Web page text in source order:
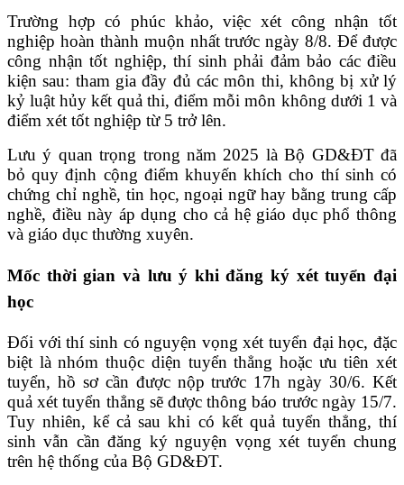
Trường hợp có phúc khảo, việc xét công nhận tốt
nghiệp hoàn thành muộn nhất trước ngày 8/8. Để được
công nhận tốt nghiệp, thí sinh phải đảm bảo các điều
kiện sau: tham gia đầy đủ các môn thi, không bị xử lý
kỷ luật hủy kết quả thi, điểm mỗi môn không dưới 1 và
điểm xét tốt nghiệp từ 5 trở lên.
Lưu ý quan trọng trong năm 2025 là Bộ GD&ĐT đã
bỏ quy định cộng điểm khuyến khích cho thí sinh có
chứng chỉ nghề, tin học, ngoại ngữ hay bằng trung cấp
nghề, điều này áp dụng cho cả hệ giáo dục phổ thông
và giáo dục thường xuyên.
Mốc thời gian và lưu ý khi đăng ký xét tuyển đại
học
Đối với thí sinh có nguyện vọng xét tuyển đại học, đặc
biệt là nhóm thuộc diện tuyển thẳng hoặc ưu tiên xét
tuyển, hồ sơ cần được nộp trước 17h ngày 30/6. Kết
quả xét tuyển thẳng sẽ được thông báo trước ngày 15/7.
Tuy nhiên, kể cả sau khi có kết quả tuyển thẳng, thí
sinh vẫn cần đăng ký nguyện vọng xét tuyển chung
trên hệ thống của Bộ GD&ĐT.